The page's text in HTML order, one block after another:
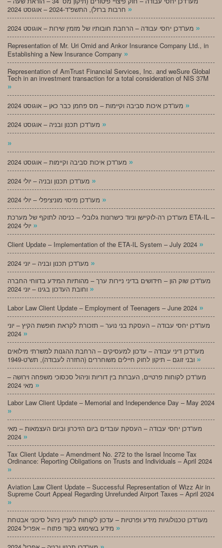
»
»
Representation of Mr. Uri Omid and Ankor Insurance Company Ltd., in
Establishing a New Insurance Company »
Representation of AmTrust Financial Services, Inc. and weSure Global
Tech in an investment transaction for a total consideration of NIS 37M
»
»
»
»
»
»
»
מעו”דכן רה-לוקיישן וניוד כישרונות גלובלי – כניסה לתוקף של מערכת ETA-IL –
»
Client Update – Implementation of the ETA-IL System – July 2024 »
»
מעו”דכן שוק הון – חידושים בדיני ניירות ערך – מהותיות המידע בדווחי החברה
»
Labor Law Client Update – Employment of Teenagers – June 2024 »
מעו”דכן יחסי עבודה – העסקת בני נוער – תזכורת לקראת חופשת הקיץ – יוני
»
מעו”דכן דיני עבודה – עדכון למעסיקים – הרחבת ההגנות למשרתי מילואים
»
מעו”דכן לקוחות פרטיים, העברות בין דוריות וניהול סכסוכי משפחה וירושה –
»
Labor Law Client Update – Memorial and Independence Day – May 2024
»
מעו”דכן יחסי עבודה – העסקת עובדים ביום הזיכרון וביום העצמאות – מאי
»
Tax Client Update – Amendment No. 272 to the Israel Income Tax
Ordinance: Reporting Obligations on Trusts and Individuals – April 2024
»
Aviation Law Client Update – Successful Representation of Wizz Air in
Supreme Court Appeal Regarding Unrefunded Airport Taxes – April 2024
»
מעו”דכן טכנולוגיות מידע ופרטיות – עדכון לקוחות לעניין ניהול סיכוני אבטחת
»